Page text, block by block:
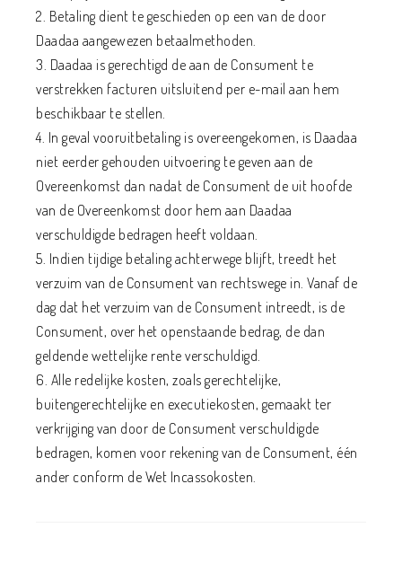
2. Betaling dient te geschieden op een van de door
Daadaa aangewezen betaalmethoden.
3. Daadaa is gerechtigd de aan de Consument te
verstrekken facturen uitsluitend per e-mail aan hem
beschikbaar te stellen.
4. In geval vooruitbetaling is overeengekomen, is Daadaa
niet eerder gehouden uitvoering te geven aan de
Overeenkomst dan nadat de Consument de uit hoofde
van de Overeenkomst door hem aan Daadaa
verschuldigde bedragen heeft voldaan.
5. Indien tijdige betaling achterwege blijft, treedt het
verzuim van de Consument van rechtswege in. Vanaf de
dag dat het verzuim van de Consument intreedt, is de
Consument, over het openstaande bedrag, de dan
geldende wettelijke rente verschuldigd.
6. Alle redelijke kosten, zoals gerechtelijke,
buitengerechtelijke en executiekosten, gemaakt ter
verkrijging van door de Consument verschuldigde
bedragen, komen voor rekening van de Consument, één
ander conform de Wet Incassokosten.